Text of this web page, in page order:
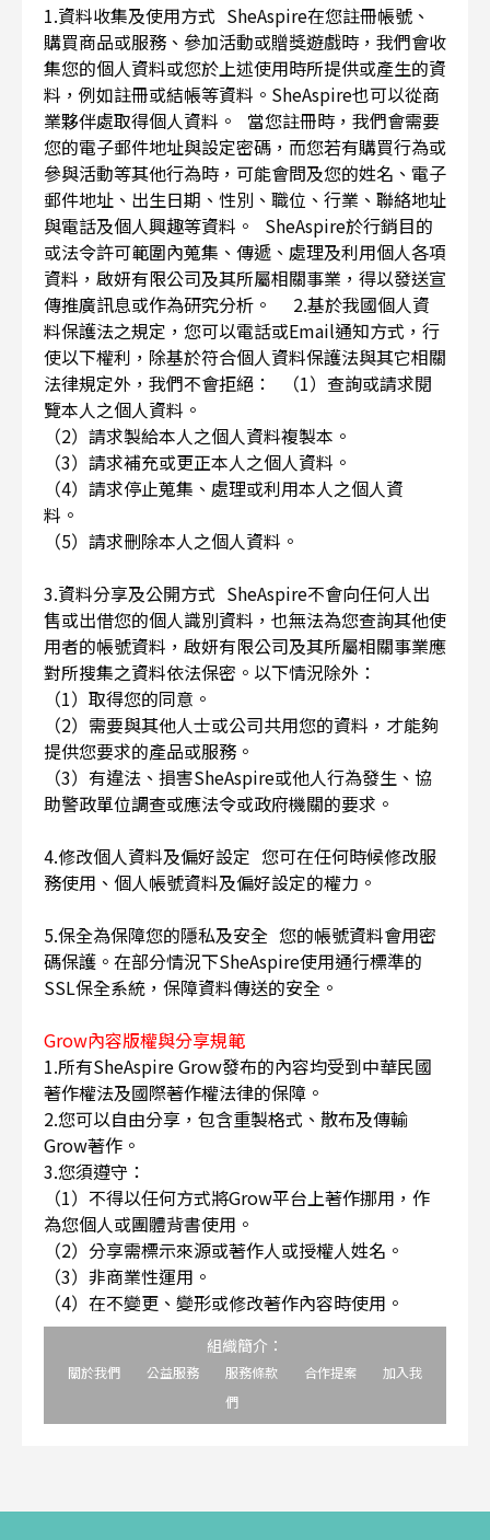
1.資料收集及使用方式 SheAspire在您註冊帳號、
購買商品或服務、參加活動或贈獎遊戲時，我們會收
集您的個人資料或您於上述使用時所提供或產生的資
料，例如註冊或結帳等資料。SheAspire也可以從商
業夥伴處取得個人資料。 當您註冊時，我們會需要
您的電子郵件地址與設定密碼，而您若有購買行為或
參與活動等其他行為時，可能會問及您的姓名、電子
郵件地址、出生日期、性別、職位、行業、聯絡地址
與電話及個人興趣等資料。 SheAspire於行銷目的
或法令許可範圍內蒐集、傳遞、處理及利用個人各項
資料，啟妍有限公司及其所屬相關事業，得以發送宣
傳推廣訊息或作為研究分析。 2.基於我國個人資
料保護法之規定，您可以電話或Email通知方式，行
使以下權利，除基於符合個人資料保護法與其它相關
法律規定外，我們不會拒絕： （1）查詢或請求閱
覽本人之個人資料。
（2）請求製給本人之個人資料複製本。
（3）請求補充或更正本人之個人資料。
（4）請求停止蒐集、處理或利用本人之個人資
料。
（5）請求刪除本人之個人資料。
3.資料分享及公開方式 SheAspire不會向任何人出
售或出借您的個人識別資料，也無法為您查詢其他使
用者的帳號資料，啟妍有限公司及其所屬相關事業應
對所搜集之資料依法保密。以下情況除外：
（1）取得您的同意。
（2）需要與其他人士或公司共用您的資料，才能夠
提供您要求的產品或服務。
（3）有違法、損害SheAspire或他人行為發生、協
助警政單位調查或應法令或政府機關的要求。
4.修改個人資料及偏好設定 您可在任何時候修改服
務使用、個人帳號資料及偏好設定的權力。
5.保全為保障您的隱私及安全 您的帳號資料會用密
碼保護。在部分情況下SheAspire使用通行標準的
SSL保全系統，保障資料傳送的安全。
Grow內容版權與分享規範
1.所有SheAspire Grow發布的內容均受到中華民國
著作權法及國際著作權法律的保障。
2.您可以自由分享，包含重製格式、散布及傳輸
Grow著作。
3.您須遵守：
（1）不得以任何方式將Grow平台上著作挪用，作
為您個人或團體背書使用。
（2）分享需標示來源或著作人或授權人姓名。
（3）非商業性運用。
（4）在不變更、變形或修改著作內容時使用。
組織簡介：
關於我們 公益服務 服務條款 合作提案
加入我
們